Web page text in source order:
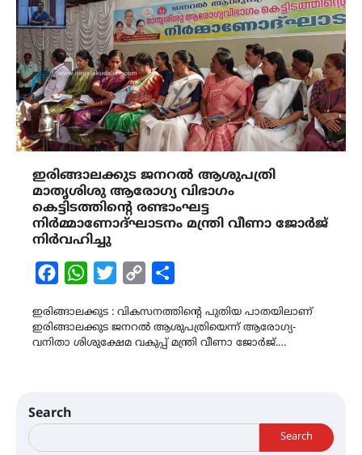
ഇരിങ്ങാലക്കുട ജനറൽ ആശുപത്രി
മാതൃശിശു ആരോഗ്യ വിഭാഗം
കെട്ടിടത്തിന്റെ രണ്ടാംഘട്ട
നിർമ്മാണോദ്ഘാടനം മന്ത്രി വീണാ ജോർജ്
നിർവഹിച്ചു
FacebookWhatsAppTwitterCopy
ഇരിങ്ങാലക്കുട : വികസനത്തിന്റെ പുതിയ പാതയിലാണ്
ഇരിങ്ങാലക്കുട ജനറൽ ആശുപത്രിയെന്ന് ആരോഗ്യ-
വനിതാ ശിശുക്ഷേമ വകുപ്പ് മന്ത്രി വീണാ ജോർജ്.…
Search
Search